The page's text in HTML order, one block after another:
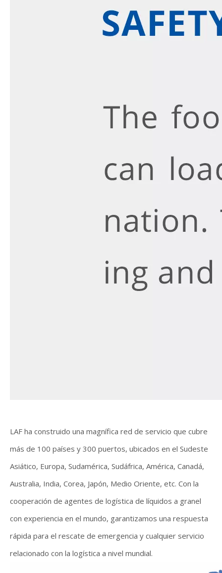
LAF ha construido una magnífica red de servicio que cubre
más de 100 países y 300 puertos, ubicados en el Sudeste
Asiático, Europa, Sudamérica, Sudáfrica, América, Canadá,
Australia, India, Corea, Japón, Medio Oriente, etc. Con la
cooperación de agentes de logística de líquidos a granel
con experiencia en el mundo, garantizamos una respuesta
rápida para el rescate de emergencia y cualquier servicio
relacionado con la logística a nivel mundial.